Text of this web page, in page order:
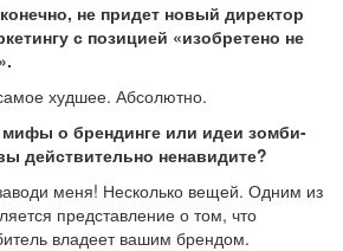
не придет новый директор
с позицией «изобретено не
худшее. Абсолютно.
мифы о брендинге или идеи зомби-
действительно ненавидите?
меня! Несколько вещей. Одним из
представление о том, что
владеет вашим брендом.